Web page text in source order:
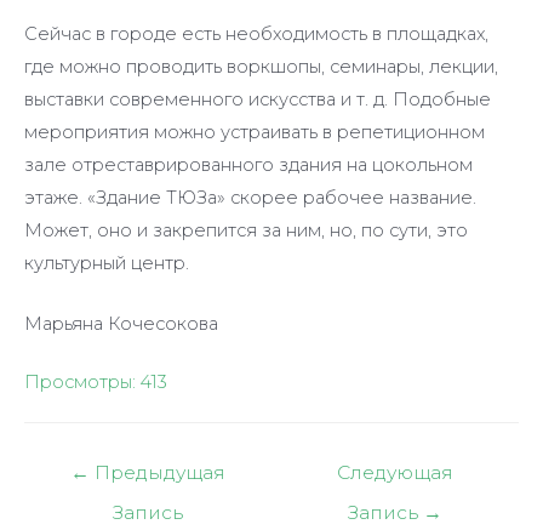
Сейчас в городе есть необходимость в площадках,
где можно проводить воркшопы, семинары, лекции,
выставки современного искусства и т. д. Подобные
мероприятия можно устраивать в репетиционном
зале отреставрированного здания на цокольном
этаже. «Здание ТЮЗа» скорее рабочее название.
Может, оно и закрепится за ним, но, по сути, это
культурный центр.
Марьяна Кочесокова
Просмотры: 413
Навигация
← Предыдущая
Запись
Следующая
Запись →